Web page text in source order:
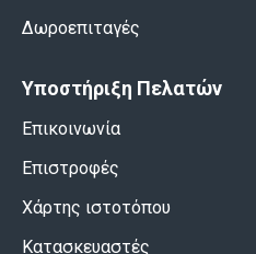
Δωροεπιταγές
Υποστήριξη Πελατών
Επικοινωνία
Επιστροφές
Χάρτης ιστοτόπου
Κατασκευαστές